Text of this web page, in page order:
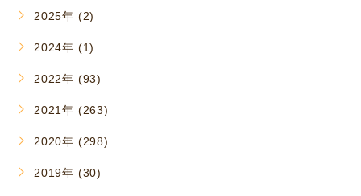
2025年 (2)
2024年 (1)
2022年 (93)
2021年 (263)
2020年 (298)
2019年 (30)